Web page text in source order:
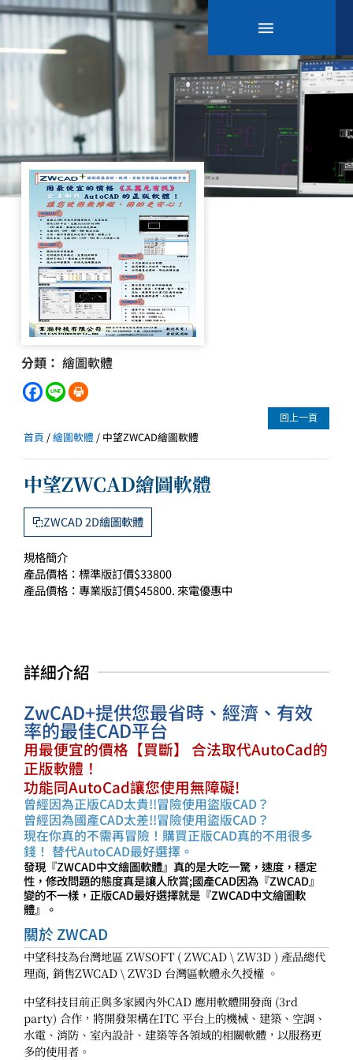
分類： 繪圖軟體
回上一頁
首頁 /繪圖軟體 / 中望ZWCAD繪圖軟體
中望ZWCAD繪圖軟體
ZWCAD 2D繪圖軟體
規格簡介
產品價格：標準版訂價$33800
產品價格：專業版訂價$45800. 來電優惠中
詳細介紹
ZwCAD+提供您最省時、經濟、有效
率的最佳CAD平台
用最便宜的價格【買斷】 合法取代AutoCad的
正版軟體！
功能同AutoCad讓您使用無障礙!
曾經因為正版CAD太貴!!冒險使用盜版CAD？
曾經因為國產CAD太差!!冒險使用盜版CAD？
現在你真的不需再冒險！購買正版CAD真的不用很多
錢！ 替代AutoCAD最好選擇。
發現『ZWCAD中文繪圖軟體』真的是大吃一驚，速度，穩定
性，修改問題的態度真是讓人欣賞;國產CAD因為『ZWCAD』
變的不一樣，正版CAD最好選擇就是『ZWCAD中文繪圖軟
體』。
關於 ZWCAD
中望科技為台灣地區 ZWSOFT ( ZWCAD \ ZW3D ) 產品總代
理商, 銷售ZWCAD \ ZW3D 台灣區軟體永久授權 。
中望科技目前正與多家國內外CAD 應用軟體開發商 (3rd
party) 合作，將開發架構在ITC 平台上的機械、建築、空調、
水電、消防、室內設計、建築等各領域的相關軟體，以服務更
多的使用者。